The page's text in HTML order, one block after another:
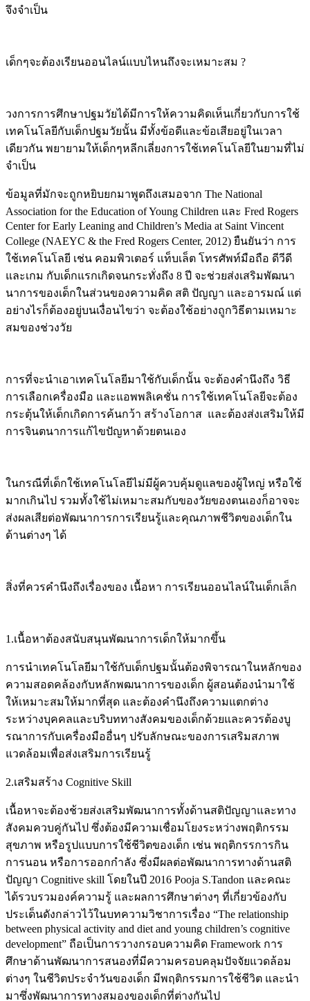
จึงจำเป็น
เด็กๆจะต้องเรียนออนไลน์แบบไหนถึงจะเหมาะสม ?
วงการการศึกษาปฐมวัยได้มีการให้ความคิดเห็นเกี่ยวกับการใช้
เทคโนโลยีกับเด็กปฐมวัยนั้น มีทั้งข้อดีและข้อเสียอยู่ในเวลา
เดียวกัน พยายามให้เด็กๆหลีกเลี่ยงการใช้เทคโนโลยีในยามที่ไม่
จำเป็น
ข้อมูลที่มักจะถูกหยิบยกมาพูดถึงเสมอจาก The National
Association for the Education of Young Children และ Fred Rogers
Center for Early Leaning and Children’s Media at Saint Vincent
College (NAEYC & the Fred Rogers Center, 2012) ยืนยันว่า การ
ใช้เทคโนโลยี เช่น คอมพิวเตอร์ แท็บเล็ต โทรศัพท์มือถือ ดีวีดี
และเกม กับเด็กแรกเกิดจนกระทั่งถึง 8 ปี จะช่วยส่งเสริมพัฒนา
นาการของเด็กในส่วนของความคิด สติ ปัญญา และอารมณ์ แต่
อย่างไรก็ต้องอยู่บนเงื่อนไขว่า จะต้องใช้อย่างถูกวิธีตามเหมาะ
สมของช่วงวัย
การที่จะนำเอาเทคโนโลยีมาใช้กับเด็กนั้น จะต้องคำนึงถึง วิธี
การเลือกเครื่องมือ และแอพพลิเคชั่น การใช้เทคโนโลยีจะต้อง
กระตุ้นให้เด็กเกิดการค้นกว้า สร้างโอกาส และต้องส่งเสริมให้มี
การจินตนาการแก้ไขปัญหาด้วยตนเอง
ในกรณีที่เด็กใช้เทคโนโลยีไม่มีผู้ควบคุ้มดูแลของผู้ใหญ่ หรือใช้
มากเกินไป รวมทั้งใช้ไม่เหมาะสมกับของวัยของตนเองก็อาจจะ
ส่งผลเสียต่อพัฒนาการการเรียนรู้และคุณภาพชีวิตของเด็กใน
ด้านต่างๆ ได้
สิ่งที่ควรคำนึงถึงเรื่องของ เนื้อหา การเรียนออนไลน์ในเด็กเล็ก
1.เนื้อหาต้องสนับสนุนพัฒนาการเด็กให้มากขึ้น
การนำเทคโนโลยีมาใช้กับเด็กปฐมนั้นต้องพิจารณาในหลักของ
ความสอดคล้องกับหลักพฒนาการของเด็ก ผู้สอนต้องนำมาใช้
ให้เหมาะสมให้มากที่สุด และต้องคำนึงถึงความแตกต่าง
ระหว่างบุคคลและบริบททางสังคมของเด็กด้วยและควรต้องบู
รณาการกับเครื่องมืออื่นๆ ปรับลักษณะของการเสริมสภาพ
แวดล้อมเพื่อส่งเสริมการเรียนรู้
2.เสริมสร้าง Cognitive Skill
เนื้อหาจะต้องช้วยส่งเสริมพัฒนาการทั้งด้านสติปัญญาและทาง
สังคมควบคู่กันไป ซึ่งต้องมีความเชื่อมโยงระหว่างพฤติกรรม
สุขภาพ หรือรูปแบบการใช้ชีวิตของเด็ก เช่น พฤติกรรการกิน
การนอน หรือการออกกำลัง ซึ่งมีผลต่อพัฒนาการทางด้านสติ
ปัญญา Cognitive skill โดยในปี 2016 Pooja S.Tandon และคณะ
ได้รวบรวมองค์ความรู้ และผลการศึกษาต่างๆ ที่เกี่ยวข้องกับ
ประเด็นดังกล่าวไว้ในบทความวิชาการเรื่อง “The relationship
between physical activity and diet and young children’s cognitive
development” ถือเป็นการวางกรอบความคิด Framework การ
ศึกษาด้านพัฒนาการสนองที่มีความครอบคลุมปัจจัยแวดล้อม
ต่างๆ ในชีวิตประจำวันของเด็ก มีพฤติกรรมการใช้ชีวิต และนำ
มาซึ่งพัฒนาการทางสมองของเด็กที่ต่างกันไป